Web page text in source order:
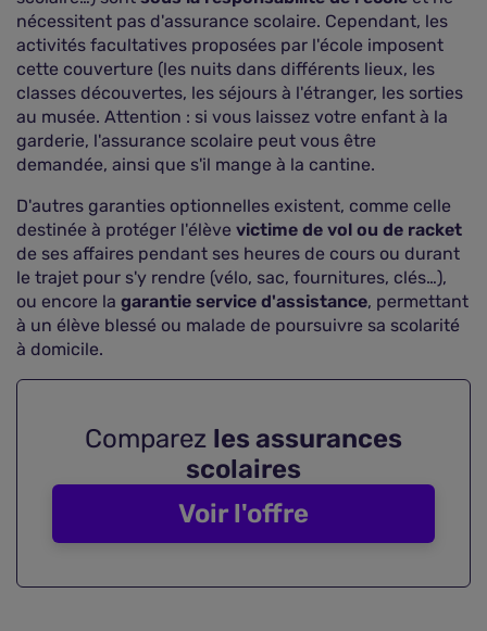
nécessitent pas d'assurance scolaire. Cependant, les
activités facultatives proposées par l'école imposent
cette couverture (les nuits dans différents lieux, les
classes découvertes, les séjours à l'étranger, les sorties
au musée. Attention : si vous laissez votre enfant à la
garderie, l'assurance scolaire peut vous être
demandée, ainsi que s'il mange à la cantine.
D'autres garanties optionnelles existent, comme celle
destinée à protéger l'élève victime de vol ou de racket
de ses affaires pendant ses heures de cours ou durant
le trajet pour s'y rendre (vélo, sac, fournitures, clés…),
ou encore la garantie service d'assistance, permettant
à un élève blessé ou malade de poursuivre sa scolarité
à domicile.
Comparez les assurances
scolaires
Voir l'offre